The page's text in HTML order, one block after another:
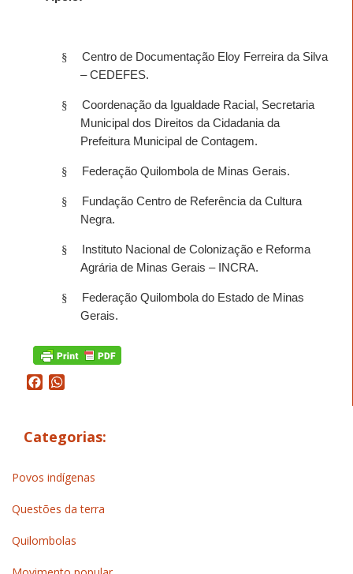
§
Centro de Documentação Eloy Ferreira da Silva
– CEDEFES.
§
Coordenação da Igualdade Racial, Secretaria
Municipal dos Direitos da Cidadania da
Prefeitura Municipal de Contagem.
§ Federação Quilombola de Minas Gerais.
§
Fundação Centro de Referência da Cultura
Negra.
§
Instituto Nacional de Colonização e Reforma
Agrária de Minas Gerais – INCRA.
§
Federação Quilombola do Estado de Minas
Gerais.
Facebook
Categorias:
Povos indígenas
Questões da terra
Quilombolas